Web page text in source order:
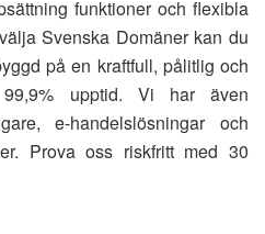
funktioner och flexibla
Svenska Domäner kan du
på en kraftfull, pålitlig och
upptid. Vi har även
e-handelslösningar och
Prova oss riskfritt med 30